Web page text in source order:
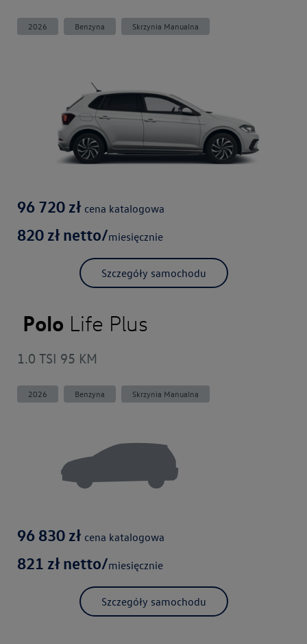
2026 Benzyna Skrzynia Manualna
96 720 zł cena katalogowa
820 zł netto/miesięcznie
Szczegóły samochodu
Polo Life Plus
1.0 TSI 95 KM
2026 Benzyna Skrzynia Manualna
96 830 zł cena katalogowa
821 zł netto/miesięcznie
Szczegóły samochodu